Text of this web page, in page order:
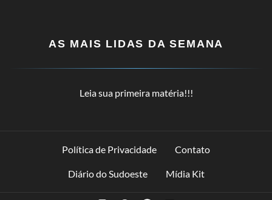
AS MAIS LIDAS DA SEMANA
Leia sua primeira matéria!!!
Política de Privacidade Contato
Diário do Sudoeste Mídia Kit